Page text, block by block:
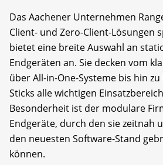
Das Aachener Unternehmen
Client- und Zero-Client-Lösungen
bietet eine breite Auswahl an
Endgeräten an. Sie decken vom
über All-in-One-Systeme bis hin
Sticks alle wichtigen
Besonderheit ist der modulare
Endgeräte, durch den sie zeitnah
den neuesten Software-Stand
können.